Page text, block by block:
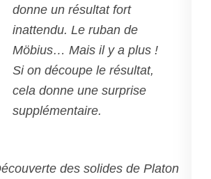
donne un résultat fort
inattendu. Le ruban de
Möbius… Mais il y a plus !
Si on découpe le résultat,
cela donne une surprise
supplémentaire.
des solides de Platon